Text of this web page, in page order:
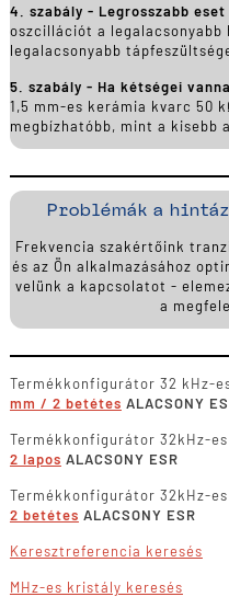
4. szabály - Legrosszabb
oszcillációt a legalacsonyabb
legalacsonyabb
5. szabály - Ha kétségei
1,5 mm-es kerámia kvarc 50
megbízhatóbb, mint a kisebb
Problémák a
Frekvencia szakértőink
és az Ön alkalmazásához
velünk a kapcsolatot -
a
Termékkonfigurátor 32 kHz-
mm / 2 betétes ALACSONY
Termékkonfigurátor 32kHz-
2 lapos ALACSONY ESR
Termékkonfigurátor 32kHz-
2 betétes ALACSONY ESR
Keresztreferencia keresés
MHz-es kristály keresés